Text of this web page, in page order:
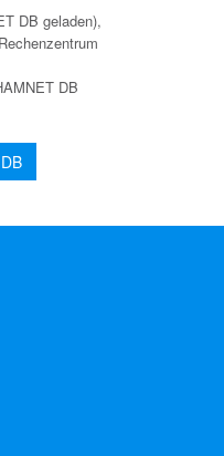
DB geladen),
DB